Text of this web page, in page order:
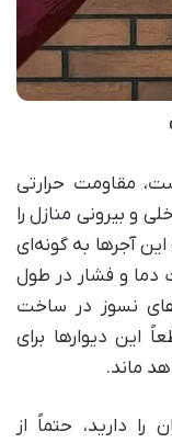
مقاومت حرارتی
و بیرونی منازل را
آجر‌ها به گونه‌ای
دما و فشار در طول
نسوز در ساخت
این دیوار‌ها برای
ماند.
دارید، حتماً از